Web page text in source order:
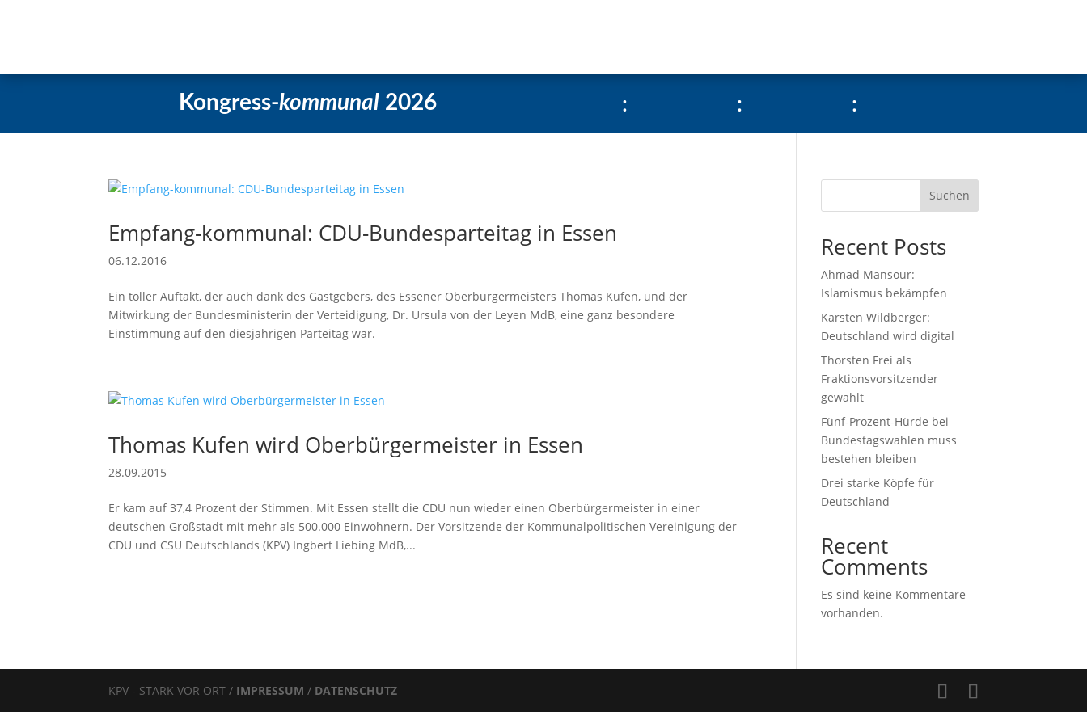
Kongress-kommunal 2026 : : :
Empfang-kommunal: CDU-Bundesparteitag in Essen
06.12.2016
Ein toller Auftakt, der auch dank des Gastgebers, des Essener Oberbürgermeisters Thomas Kufen, und der
Mitwirkung der Bundesministerin der Verteidigung, Dr. Ursula von der Leyen MdB, eine ganz besondere
Einstimmung auf den diesjährigen Parteitag war.
Thomas Kufen wird Oberbürgermeister in Essen
28.09.2015
Er kam auf 37,4 Prozent der Stimmen. Mit Essen stellt die CDU nun wieder einen Oberbürgermeister in einer
deutschen Großstadt mit mehr als 500.000 Einwohnern. Der Vorsitzende der Kommunalpolitischen Vereinigung der
CDU und CSU Deutschlands (KPV) Ingbert Liebing MdB,...
Suchen
Recent Posts
Ahmad Mansour:
Islamismus bekämpfen
Karsten Wildberger:
Deutschland wird digital
Thorsten Frei als
Fraktionsvorsitzender
gewählt
Fünf-Prozent-Hürde bei
Bundestagswahlen muss
bestehen bleiben
Drei starke Köpfe für
Deutschland
Recent
Comments
Es sind keine Kommentare
vorhanden.
KPV - STARK VOR ORT / IMPRESSUM/ DATENSCHUTZ